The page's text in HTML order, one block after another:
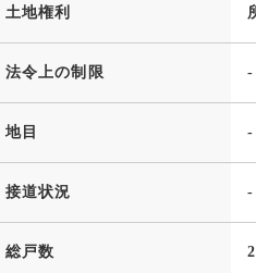
土地権利
法令上の制限 -
地目 -
接道状況 -
総戸数